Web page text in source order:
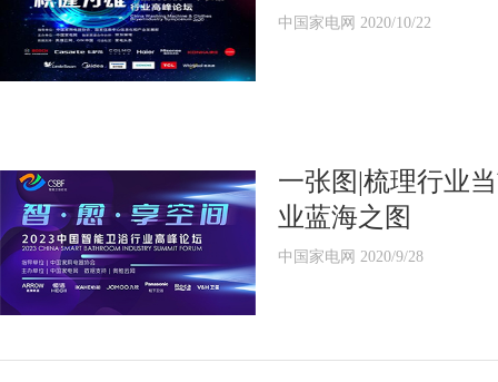
中国家电网 2020/10/22
一张图|梳理行业
业蓝海之图
中国家电网 2020/9/28